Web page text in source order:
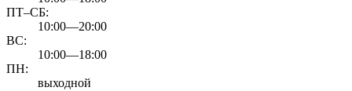
ПТ–СБ:
10:00—20:00
ВС:
10:00—18:00
ПН:
выходной